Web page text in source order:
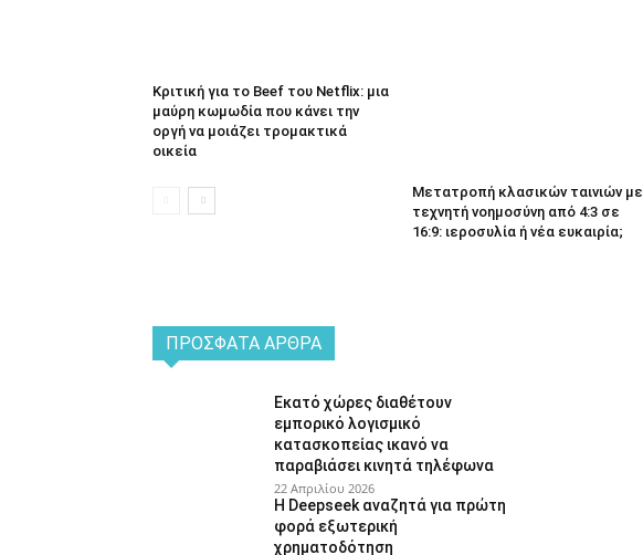
Κριτική για το Beef του Netflix: μια
μαύρη κωμωδία που κάνει την
οργή να μοιάζει τρομακτικά
οικεία
Μετατροπή κλασικών ταινιών με
τεχνητή νοημοσύνη από 4:3 σε
16:9: ιεροσυλία ή νέα ευκαιρία;
ΠΡΌΣΦΑΤΑ ΆΡΘΡΑ
Εκατό χώρες διαθέτουν
εμπορικό λογισμικό
κατασκοπείας ικανό να
παραβιάσει κινητά τηλέφωνα
22 Απριλίου 2026
Η Deepseek αναζητά για πρώτη
φορά εξωτερική
χρηματοδότηση